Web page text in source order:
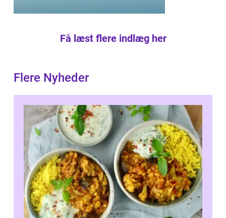
Få læst flere indlæg her
Flere Nyheder